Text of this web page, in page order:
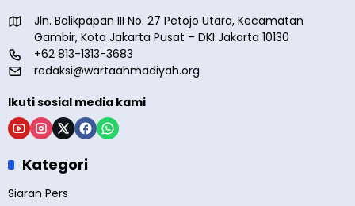
Jln. Balikpapan III No. 27 Petojo Utara, Kecamatan
Gambir, Kota Jakarta Pusat – DKI Jakarta 10130
+62 813-1313-3683
redaksi@wartaahmadiyah.org
Ikuti sosial media kami
Kategori
Siaran Pers